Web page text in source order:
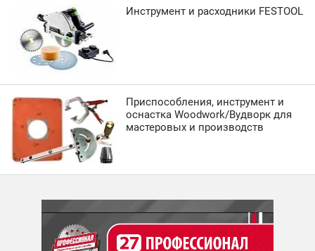
Инструмент и расходники FESTOOL
Приспособления, инструмент и
оснастка Woodwork/Вудворк для
мастеровых и производств